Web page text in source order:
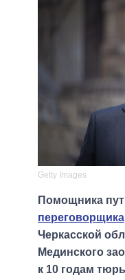
Getty Images
Помощника
переговорщика
Черкасской
Мединского
к 10 годам